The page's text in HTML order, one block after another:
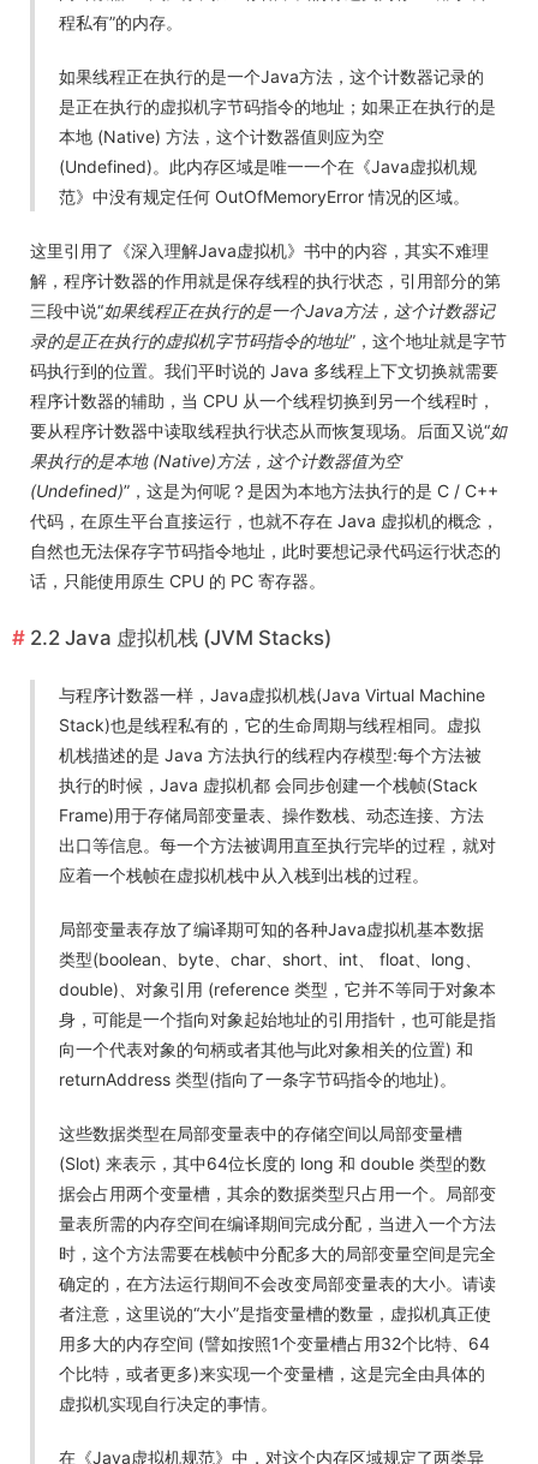
程私有”的内存。
如果线程正在执行的是一个Java方法，这个计数器记录的
是正在执行的虚拟机字节码指令的地址；如果正在执行的是
本地 (Native) 方法，这个计数器值则应为空
(Undefined)。此内存区域是唯一一个在《Java虚拟机规
范》中没有规定任何 OutOfMemoryError 情况的区域。
这里引用了《深入理解Java虚拟机》书中的内容，其实不难理
解，程序计数器的作用就是保存线程的执行状态，引用部分的第
三段中说“如果线程正在执行的是一个Java方法，这个计数器记
录的是正在执行的虚拟机字节码指令的地址”，这个地址就是字节
码执行到的位置。我们平时说的 Java 多线程上下文切换就需要
程序计数器的辅助，当 CPU 从一个线程切换到另一个线程时，
要从程序计数器中读取线程执行状态从而恢复现场。后面又说“如
果执行的是本地 (Native)方法，这个计数器值为空
(Undefined)”，这是为何呢？是因为本地方法执行的是 C / C++
代码，在原生平台直接运行，也就不存在 Java 虚拟机的概念，
自然也无法保存字节码指令地址，此时要想记录代码运行状态的
话，只能使用原生 CPU 的 PC 寄存器。
2.2 Java 虚拟机栈 (JVM Stacks)
与程序计数器一样，Java虚拟机栈(Java Virtual Machine
Stack)也是线程私有的，它的生命周期与线程相同。虚拟
机栈描述的是 Java 方法执行的线程内存模型:每个方法被
执行的时候，Java 虚拟机都 会同步创建一个栈帧(Stack
Frame)用于存储局部变量表、操作数栈、动态连接、方法
出口等信息。每一个方法被调用直至执行完毕的过程，就对
应着一个栈帧在虚拟机栈中从入栈到出栈的过程。
局部变量表存放了编译期可知的各种Java虚拟机基本数据
类型(boolean、byte、char、short、int、 float、long、
double)、对象引用 (reference 类型，它并不等同于对象本
身，可能是一个指向对象起始地址的引用指针，也可能是指
向一个代表对象的句柄或者其他与此对象相关的位置) 和
returnAddress 类型(指向了一条字节码指令的地址)。
这些数据类型在局部变量表中的存储空间以局部变量槽
(Slot) 来表示，其中64位长度的 long 和 double 类型的数
据会占用两个变量槽，其余的数据类型只占用一个。局部变
量表所需的内存空间在编译期间完成分配，当进入一个方法
时，这个方法需要在栈帧中分配多大的局部变量空间是完全
确定的，在方法运行期间不会改变局部变量表的大小。请读
者注意，这里说的“大小”是指变量槽的数量，虚拟机真正使
用多大的内存空间 (譬如按照1个变量槽占用32个比特、64
个比特，或者更多)来实现一个变量槽，这是完全由具体的
虚拟机实现自行决定的事情。
在《Java虚拟机规范》中，对这个内存区域规定了两类异